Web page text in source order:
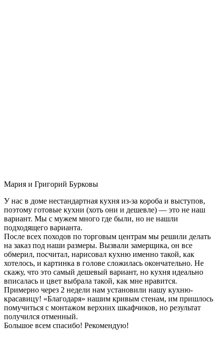
Мария и Григорий Бурковы
У нас в доме нестандартная кухня из-за короба и выступов,
поэтому готовые кухни (хоть они и дешевле) — это не наш
вариант. Мы с мужем много где были, но не нашли
подходящего варианта.
После всех походов по торговым центрам мы решили делать
на заказ под наши размеры. Вызвали замерщика, он все
обмерил, посчитал, нарисовал кухню именно такой, как
хотелось, и картинка в голове сложилась окончательно. Не
скажу, что это самый дешевый вариант, но кухня идеально
вписалась и цвет выбрала такой, как мне нравится.
Примерно через 2 недели нам установили нашу кухню-
красавицу! «Благодаря» нашим кривым стенам, им пришлось
помучиться с монтажом верхних шкафчиков, но результат
получился отменный.
Большое всем спасибо! Рекомендую!